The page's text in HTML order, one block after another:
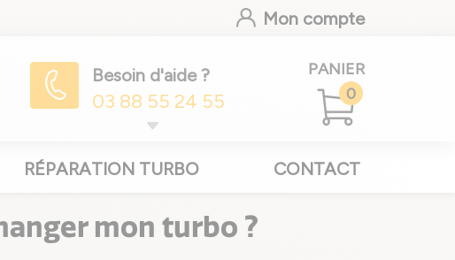
Mon compte
Besoin d'aide ?
03 88 55 24 55
PANIER
0
RÉPARATION TURBO CONTACT
mon turbo ?